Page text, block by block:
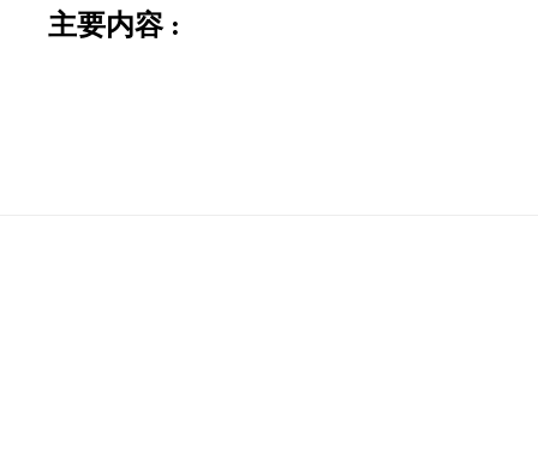
主要内容 :